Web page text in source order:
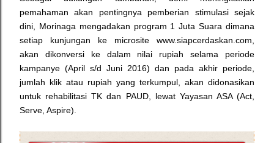
pemahaman akan pentingnya pemberian stimulasi sejak
dini, Morinaga mengadakan program 1 Juta Suara dimana
setiap kunjungan ke microsite www.siapcerdaskan.com,
akan dikonversi ke dalam nilai rupiah selama periode
kampanye (April s/d Juni 2016) dan pada akhir periode,
jumlah klik atau rupiah yang terkumpul, akan didonasikan
untuk rehabilitasi TK dan PAUD, lewat Yayasan ASA (Act,
Serve, Aspire).